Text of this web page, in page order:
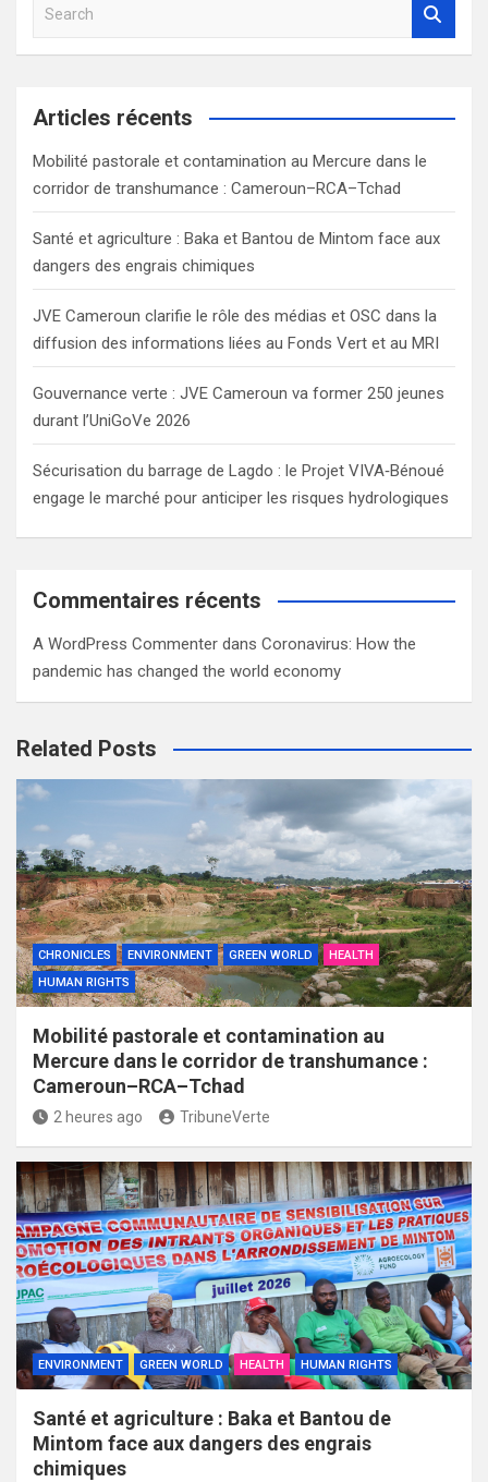
a
c
Articles récents
Mobilité pastorale et contamination au Mercure dans le
corridor de transhumance : Cameroun–RCA–Tchad
Santé et agriculture : Baka et Bantou de Mintom face aux
dangers des engrais chimiques
JVE Cameroun clarifie le rôle des médias et OSC dans la
diffusion des informations liées au Fonds Vert et au MRI
Gouvernance verte : JVE Cameroun va former 250 jeunes
durant l’UniGoVe 2026
Sécurisation du barrage de Lagdo : le Projet VIVA‑Bénoué
engage le marché pour anticiper les risques hydrologiques
Commentaires récents
A WordPress Commenter dans Coronavirus: How the
pandemic has changed the world economy
Related Posts
CHRONICLES ENVIRONMENT GREEN WORLD
HEALTH
HUMAN RIGHTS
Mobilité pastorale et contamination au
Mercure dans le corridor de transhumance :
Cameroun–RCA–Tchad
2 heures ago TribuneVerte
ENVIRONMENT GREEN WORLD HEALTH HUMAN RIGHTS
Santé et agriculture : Baka et Bantou de
Mintom face aux dangers des engrais
chimiques